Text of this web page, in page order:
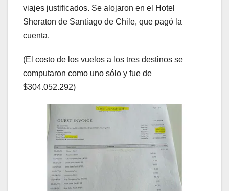
viajes justificados. Se alojaron en el Hotel
Sheraton de Santiago de Chile, que pagó la
cuenta.
(El costo de los vuelos a los tres destinos se
computaron como uno sólo y fue de
$304.052.292)